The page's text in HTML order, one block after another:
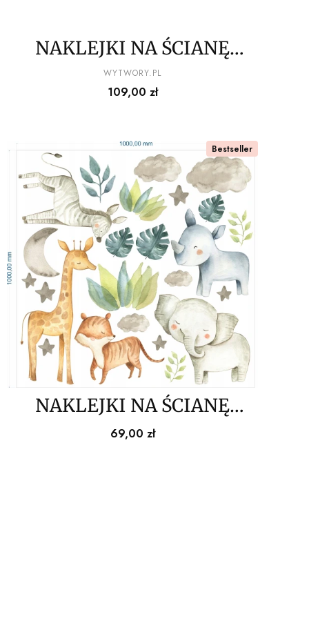
NAKLEJKI NA ŚCIANĘ
zwierzęta z dżungli wz2
150x100cm
PRODUCENT
WYTWORY.PL
Cena
109,00 zł
Bestseller
NAKLEJKI NA ŚCIANĘ
zwierzątka safari, dżungla
Cena
69,00 zł